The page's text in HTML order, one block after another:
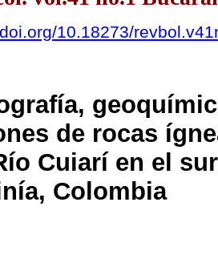
10.18273/
de rocas
Cuiarí en el
Colombia